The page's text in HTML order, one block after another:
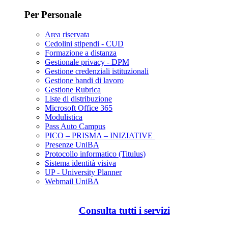
Per Personale
Area riservata
Cedolini stipendi - CUD
Formazione a distanza
Gestionale privacy - DPM
Gestione credenziali istituzionali
Gestione bandi di lavoro
Gestione Rubrica
Liste di distribuzione
Microsoft Office 365
Modulistica
Pass Auto Campus
PICO – PRISMA – INIZIATIVE
Presenze UniBA
Protocollo informatico (Titulus)
Sistema identità visiva
UP - University Planner
Webmail UniBA
Consulta tutti i servizi